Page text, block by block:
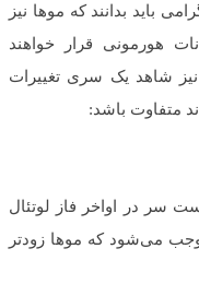
باید بدانند که موها نیز
هورمونی قرار خواهند
شاهد یک سری تغییرات
متفاوت باشد:
سر در اواخر فاز لوتئال
می‌شود که موها زودتر